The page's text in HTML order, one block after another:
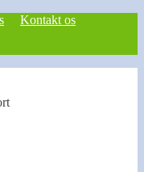
Kontakt os